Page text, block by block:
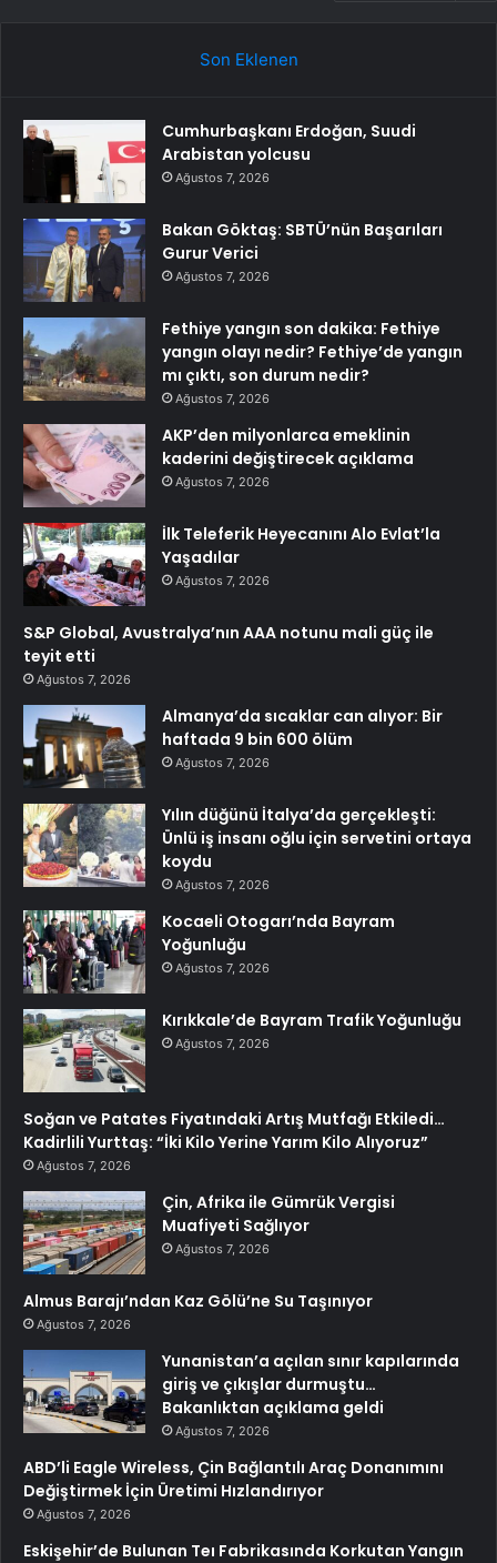
Son Eklenen
Cumhurbaşkanı Erdoğan, Suudi
Arabistan yolcusu
Ağustos 7, 2026
Bakan Göktaş: SBTÜ’nün Başarıları
Gurur Verici
Ağustos 7, 2026
Fethiye yangın son dakika: Fethiye
yangın olayı nedir? Fethiye’de yangın
mı çıktı, son durum nedir?
Ağustos 7, 2026
AKP’den milyonlarca emeklinin
kaderini değiştirecek açıklama
Ağustos 7, 2026
İlk Teleferik Heyecanını Alo Evlat’la
Yaşadılar
Ağustos 7, 2026
S&P Global, Avustralya’nın AAA notunu mali güç ile
teyit etti
Ağustos 7, 2026
Almanya’da sıcaklar can alıyor: Bir
haftada 9 bin 600 ölüm
Ağustos 7, 2026
Yılın düğünü İtalya’da gerçekleşti:
Ünlü iş insanı oğlu için servetini ortaya
koydu
Ağustos 7, 2026
Kocaeli Otogarı’nda Bayram
Yoğunluğu
Ağustos 7, 2026
Kırıkkale’de Bayram Trafik Yoğunluğu
Ağustos 7, 2026
Soğan ve Patates Fiyatındaki Artış Mutfağı Etkiledi…
Kadirlili Yurttaş: “İki Kilo Yerine Yarım Kilo Alıyoruz”
Ağustos 7, 2026
Çin, Afrika ile Gümrük Vergisi
Muafiyeti Sağlıyor
Ağustos 7, 2026
Almus Barajı’ndan Kaz Gölü’ne Su Taşınıyor
Ağustos 7, 2026
Yunanistan’a açılan sınır kapılarında
giriş ve çıkışlar durmuştu…
Bakanlıktan açıklama geldi
Ağustos 7, 2026
ABD’li Eagle Wireless, Çin Bağlantılı Araç Donanımını
Değiştirmek İçin Üretimi Hızlandırıyor
Ağustos 7, 2026
Eskişehir’de Bulunan Teı Fabrikasında Korkutan Yangın